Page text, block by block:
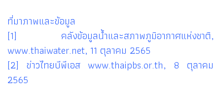
ที่มาภาพและข้อมูล
[1] คลังข้อมูลน้ำและสภาพภูมิอากาศแห่งชาติ,
www.thaiwater.net, 11 ตุลาคม 2565
[2] ข่าวไทยบีพีเอส www.thaipbs.or.th, 8 ตุลาคม
2565